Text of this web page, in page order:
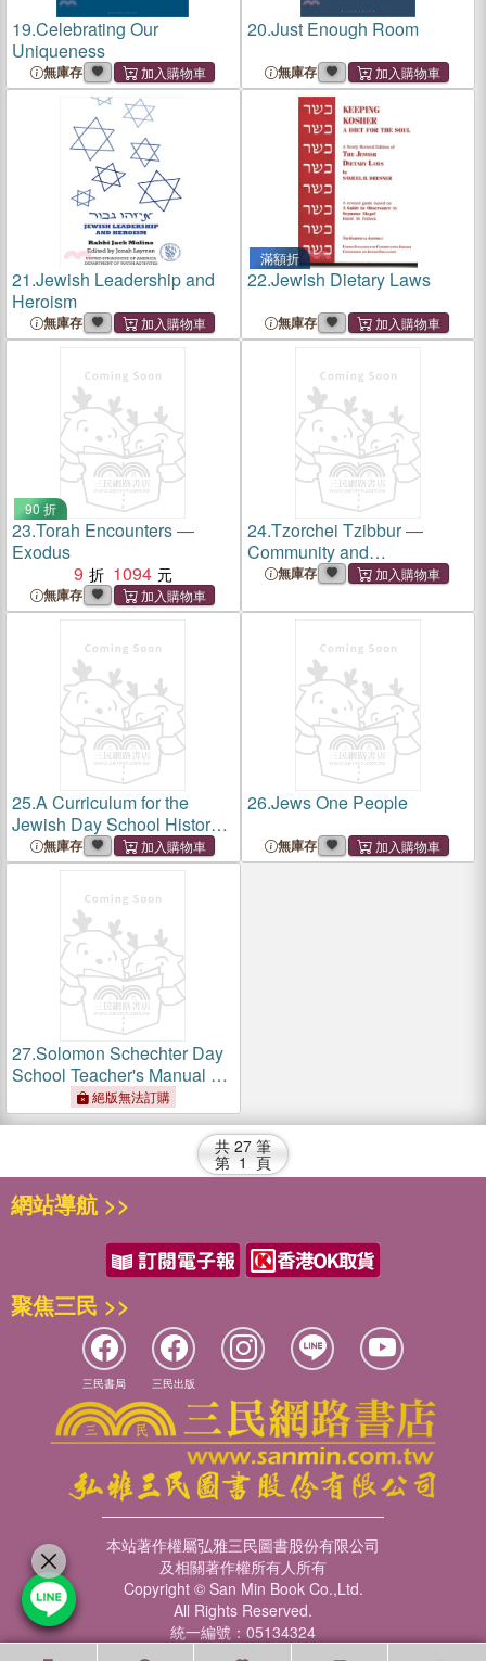
19.Celebrating Our
Uniqueness
無庫存
20.Just Enough Room
無庫存
21.Jewish Leadership and
Heroism
無庫存
滿額折
22.Jewish Dietary Laws
無庫存
90 折
23.Torah Encounters ―
Exodus
9
1094
無庫存
24.Tzorchei Tzibbur ―
Community and
Responsibility in the Jewish
無庫存
25.A Curriculum for the
Jewish Day School History
Section 2 and Rabbinics
Section 3
無庫存
26.Jews One People
無庫存
27.Solomon Schechter Day
School Teacher's Manual ―
Tefillah Curriculum
絕版無法訂購
共 27 筆
第 1 頁
網站導航 >>
聚焦三民 >>
三民書局 三民出版
本站著作權屬弘雅三民圖書股份有限公司
及相關著作權所有人所有
Copyright © San Min Book Co.,Ltd.
All Rights Reserved.
統一編號：05134324